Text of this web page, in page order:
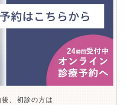
、初診の方は